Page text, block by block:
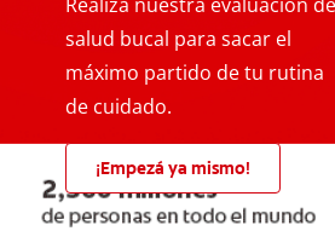
salud bucal para sacar el
máximo partido de tu rutina
de cuidado.
¡Empezá ya mismo!